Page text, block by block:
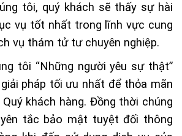
tôi, quý khách sẽ thấy sự hài
vụ tốt nhất trong lĩnh vực cung
vụ thám tử tư chuyên nghiệp.
tôi “Những người yêu sự thật”
pháp tối ưu nhất để thỏa mãn
khách hàng. Đồng thời chúng
tắc bảo mật tuyệt đối thông